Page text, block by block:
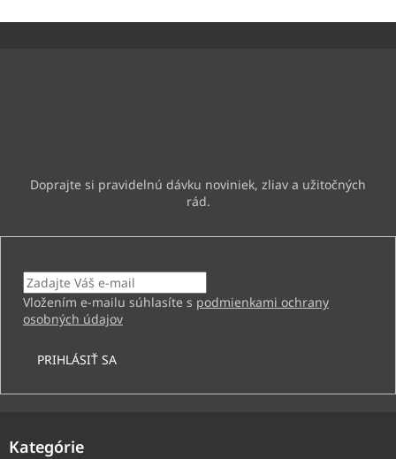
Vložením e-mailu súhlasíte s podmienkami ochrany
osobných údajov
PRIHLÁSIŤ SA
Kategórie